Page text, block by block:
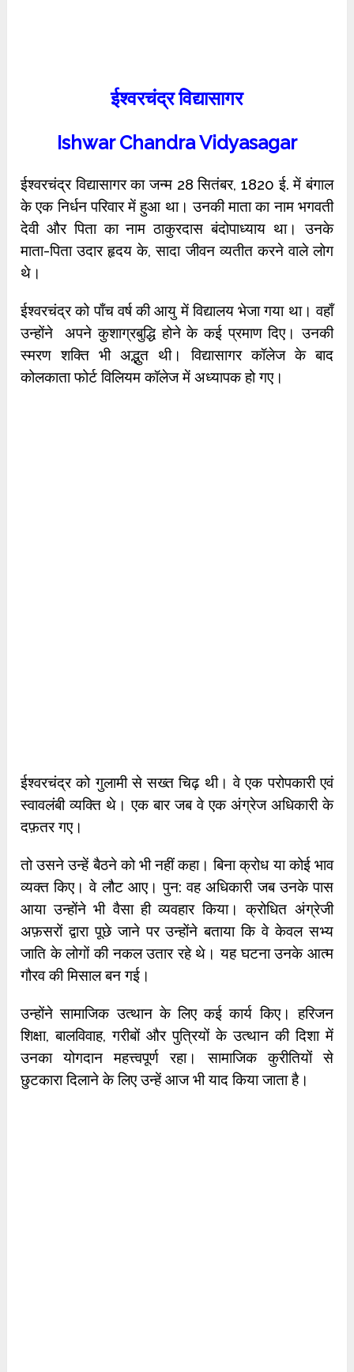
ईश्वरचंद्र विद्यासागर
Ishwar Chandra Vidyasagar
ईश्वरचंद्र विद्यासागर का जन्म 28 सितंबर, 1820 ई. में बंगाल
के एक निर्धन परिवार में हुआ था। उनकी माता का नाम भगवती
देवी और पिता का नाम ठाकुरदास बंदोपाध्याय था। उनके
माता-पिता उदार हृदय के, सादा जीवन व्यतीतकरने वाले लोग
थे।
ईश्वरचंद्र को पाँच वर्ष की आयु में विद्यालय भेजा गया था। वहाँ
उन्होंने अपने कुशाग्रबुद्धि होने के कई प्रमाण दिए। उनकी
स्मरण शक्ति भी अद्भुत थी। विद्यासागर कॉलेज के बाद
कोलकाता फोर्ट विलियम कॉलेज में अध्यापक हो गए।
ईश्वरचंद्र को गुलामी से सख्त चिढ़ थी। वे एक परोपकारी एवं
स्वावलंबी व्यक्ति थे। एक बार जब वे एक अंग्रेज अधिकारी के
दफ़तर गए।
तो उसने उन्हें बैठने को भी नहीं कहा। बिना क्रोध या कोई भाव
व्यक्त किए। वे लौट आए। पुन: वह अधिकारी जब उनके पास
आया उन्होंने भी वैसा ही व्यवहार किया। क्रोधित अंग्रेजी
अफ़सरों द्वारा पूछे जाने पर उन्होंने बताया कि वे केवल सभ्य
जाति के लोगों की नकल उतार रहे थे। यह घटना उनके आत्म
गौरव की मिसाल बन गई।
उन्होंने सामाजिक उत्थान के लिए कई कार्य किए। हरिजन
शिक्षा, बालविवाह, गरीबों और पुत्रियों के उत्थान की दिशा में
उनका योगदान महत्त्वपूर्ण रहा। सामाजिक कुरीतियों से
छुटकारा दिलाने के लिए उन्हें आज भी याद किया जाता है।